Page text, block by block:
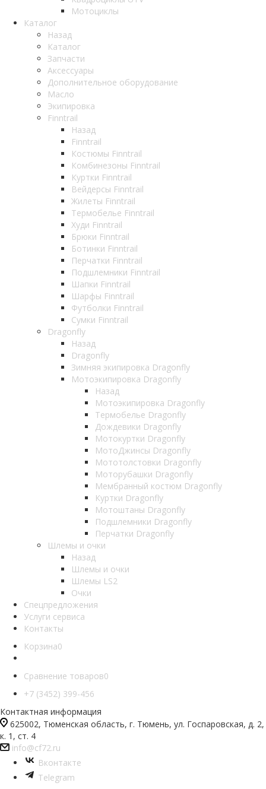
Мотоциклы
Каталог
Назад
Каталог
Запчасти
Аксессуары
Дополнительное оборудование
Масло
Экипировка
Finntrail
Назад
Finntrail
Костюмы Finntrail
Комбинезоны Finntrail
Куртки Finntrail
Вейдерсы Finntrail
Жилеты Finntrail
Термобелье Finntrail
Худи Finntrail
Брюки Finntrail
Ботинки Finntrail
Перчатки Finntrail
Подшлемники Finntrail
Шапки Finntrail
Шарфы Finntrail
Футболки Finntrail
Сумки Finntrail
Dragonfly
Назад
Dragonfly
Зимняя экипировка Dragonfly
Мотоэкипировка Dragonfly
Назад
Мотоэкипировка Dragonfly
Термобелье Dragonfly
Дождевики Dragonfly
Мотокуртки Dragonfly
МотоДжинсы Dragonfly
Мототолстовки Dragonfly
Моторубашки Dragonfly
Мембранный костюм Dragonfly
Куртки Dragonfly
Мотоштаны Dragonfly
Подшлемники Dragonfly
Перчатки Dragonfly
Шлемы и очки
Назад
Шлемы и очки
Шлемы LS2
Очки
Спецпредложения
Услуги сервиса
Контакты
Корзина0
Сравнение товаров0
+7 (3452) 399-456
Контактная информация
625002, Тюменская область, г. Тюмень, ул. Госпаровская, д. 2,
к. 1, ст. 4
info@cf72.ru
Вконтакте
Telegram